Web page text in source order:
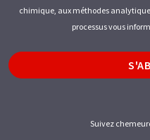
chimique, aux méthodes
processus vous
Suivez